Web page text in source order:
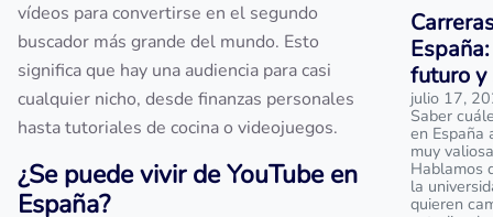
vídeos para convertirse en el segundo
buscador más grande del mundo. Esto
significa que hay una audiencia para casi
cualquier nicho, desde finanzas personales
hasta tutoriales de cocina o videojuegos.
¿Se puede vivir de YouTube en
España?
futuro
julio 17,
Saber
en España
muy
Hablamos
la
quieren